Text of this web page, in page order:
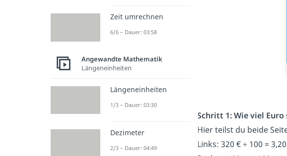
Schritt 1:Wie viel Euro
Hier teilst du beide
Links: 320 € ÷ 100 =
Zeit umrechnen
6/6 – Dauer: 03:58
Angewandte Mathematik
Längeneinheiten
Längeneinheiten
1/3 – Dauer: 03:30
Dezimeter
2/3 – Dauer: 04:49